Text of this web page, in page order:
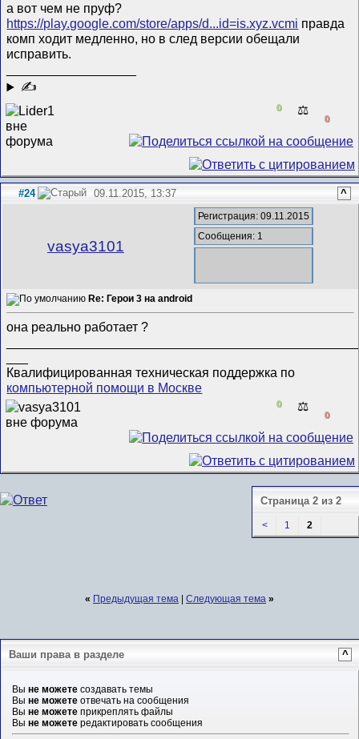
а вот чем не пруф?
https://play.google.com/store/apps/d...id=is.xyz.vcmi правда
комп ходит медленно, но в след версии обещали
исправить.
✍
0 ⚖️
0
#24 09.11.2015, 13:37 ^
vasya3101
Регистрация: 09.11.2015
Сообщения: 1
Re: Герои 3 на android
она реально работает ?
Квалифицированная техническая поддержка по
компьютерной помощи в Москве
0 ⚖️
0
Страница 2 из 2
< 1 2
« Предыдущая тема | Следующая тема »
Ваши права в разделе ^
Вы не можетесоздавать темы
Вы не можетеотвечать на сообщения
Вы не можетеприкреплять файлы
Вы не можетередактировать сообщения